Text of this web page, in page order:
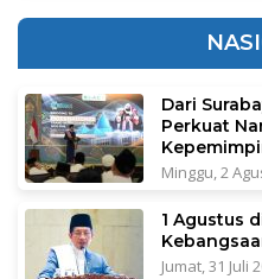
Dari
Perkuat
Minggu, 2
1 Agustus
Jumat, 31 Juli